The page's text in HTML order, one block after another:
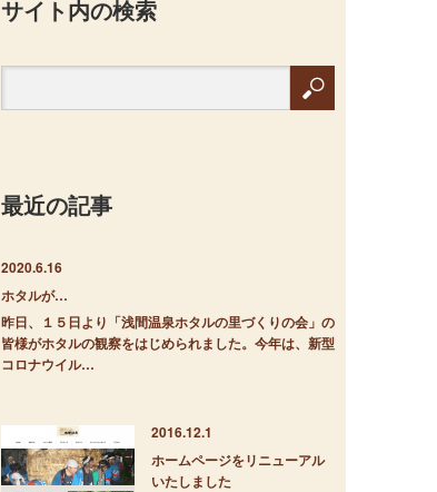
サイト内の検索
最近の記事
2020.6.16
ホタルが…
昨日、１５日より「浅間温泉ホタルの里づくりの会」の
皆様がホタルの観察をはじめられました。今年は、新型
コロナウイル…
2016.12.1
ホームページをリニューアル
いたしました